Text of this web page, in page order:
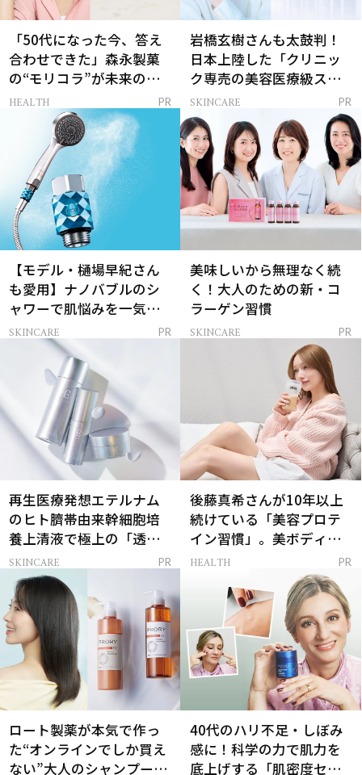
「50代になった今、答え
合わせできた」森永製菓
の“モリコラ”が未来のキ
レイを連れてくる！
HEALTH PR
岩橋玄樹さんも太鼓判！
日本上陸した「クリニッ
ク専売の美容医療級スキ
ンケア」
SKINCARE PR
【モデル・樋場早紀さん
も愛用】ナノバブルのシ
ャワーで肌悩みを一気に
解決
SKINCARE PR
美味しいから無理なく続
く！大人のための新・コ
ラーゲン習慣
SKINCARE PR
再生医療発想エテルナム
のヒト臍帯由来幹細胞培
養上清液で極上の「透明
感ハリ肌」へ
SKINCARE PR
後藤真希さんが10年以上
続けている「美容プロテ
イン習慣」。美ボディを
支える朝ルーティンと
HEALTH PR
ロート製薬が本気で作っ
た“オンラインでしか買え
ない”大人のシャンプー＆
40代のハリ不足・しぼみ
感に！科学の力で肌力を
底上げする「肌密度セラ